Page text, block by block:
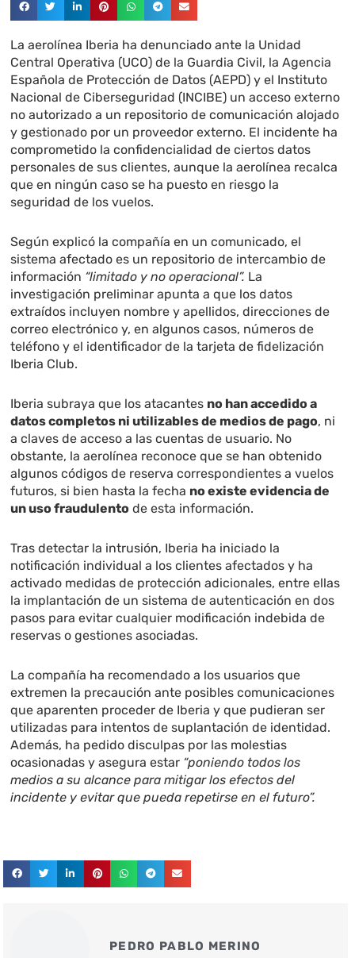
La aerolínea Iberia ha denunciado ante la Unidad
Central Operativa (UCO) de la Guardia Civil, la Agencia
Española de Protección de Datos (AEPD) y el Instituto
Nacional de Ciberseguridad (INCIBE) un acceso externo
no autorizado a un repositorio de comunicación alojado
y gestionado por un proveedor externo. El incidente ha
comprometido la confidencialidad de ciertos datos
personales de sus clientes, aunque la aerolínea recalca
que en ningún caso se ha puesto en riesgo la
seguridad de los vuelos.
Según explicó la compañía en un comunicado, el
sistema afectado es un repositorio de intercambio de
información “limitado y no operacional”. La
investigación preliminar apunta a que los datos
extraídos incluyen nombre y apellidos, direcciones de
correo electrónico y, en algunos casos, números de
teléfono y el identificador de la tarjeta de fidelización
Iberia Club.
Iberia subraya que los atacantes no han accedido a
datos completos ni utilizables de medios de pago, ni
a claves de acceso a las cuentas de usuario. No
obstante, la aerolínea reconoce que se han obtenido
algunos códigos de reserva correspondientes a vuelos
futuros, si bien hasta la fecha no existe evidencia de
un uso fraudulento de esta información.
Tras detectar la intrusión, Iberia ha iniciado la
notificación individual a los clientes afectados y ha
activado medidas de protección adicionales, entre ellas
la implantación de un sistema de autenticación en dos
pasos para evitar cualquier modificación indebida de
reservas o gestiones asociadas.
La compañía ha recomendado a los usuarios que
extremen la precaución ante posibles comunicaciones
que aparenten proceder de Iberia y que pudieran ser
utilizadas para intentos de suplantación de identidad.
Además, ha pedido disculpas por las molestias
ocasionadas y asegura estar “poniendo todos los
medios a su alcance para mitigar los efectos del
incidente y evitar que pueda repetirse en el futuro”.
PEDRO PABLO MERINO